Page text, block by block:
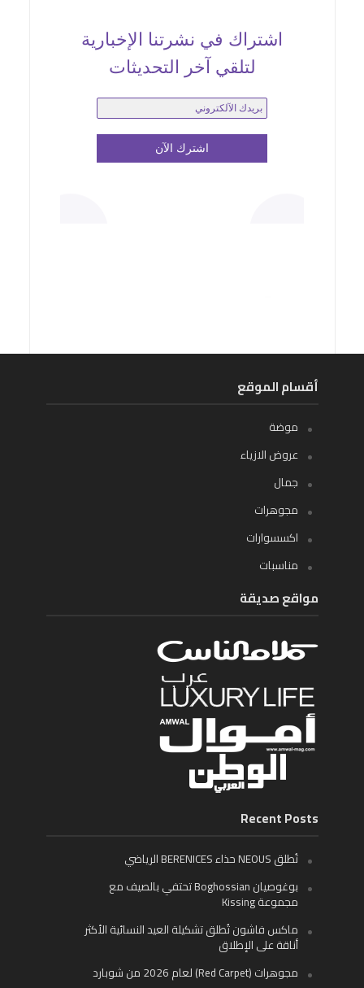
اشتراك في نشرتنا الإخبارية
لتلقي آخر التحديثات
أقسام الموقع
موضة
عروض الازياء
جمال
مجوهرات
اكسسوارات
مناسبات
مواقع صديقة
Recent Posts
تُطلق NEOUS حذاء BERENICES الرياضي
بوغوصيان Boghossian تحتفي بالصيف مع
مجموعة Kissing
ماكس فاشون تُطلق تشكيلة العيد النسائية الأكثر
أناقة على الإطلاق
مجوهرات (Red Carpet) لعام 2026 من شوبارد